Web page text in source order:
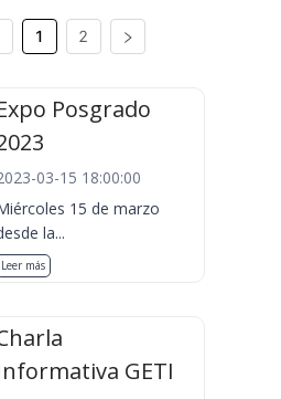
1 2
Posgrado
03-15 18:00:00
15 de marzo
la...
Leer más
GETI